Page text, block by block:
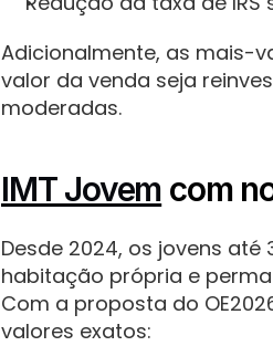
Adicionalmente, as mais-
valor da venda seja
moderadas.
IMT Jovem com
Desde 2024, os jovens
habitação própria e
Com a proposta do
valores exatos: